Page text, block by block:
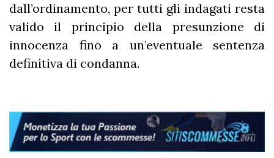
dall’ordinamento, per tutti gli indagati resta
valido il principio della presunzione di
innocenza fino a un’eventuale sentenza
definitiva di condanna.